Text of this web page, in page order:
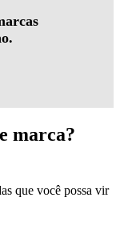
marca?
que você possa vir